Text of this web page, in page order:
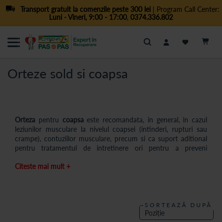
Transport gratuit la comenzile peste 300 lei| Program Call Center:
Luni - Vineri, 9:00 - 17:00, 0374.336.802
Cautare
Orteze sold si coapsa
Orteza pentru coapsaeste recomandata, in general, in cazul
leziunilor musculare la nivelul coapsei (intinderi, rupturi sau
crampe), contuziilor musculare, precum si ca suport aditional
pentru tratamentul de intretinere ori pentru a preveni
recomanda si achizitionarea unei centuri coapsa/centuri pentru
luxatiilor, in cazul chirurgiei de revizuire a protezei de sold, in
cazul osteoporozei, a fracturilor sau luxatiilor de sold, pentru
Citeste mai mult +
SORTEAZĂ DUPĂ